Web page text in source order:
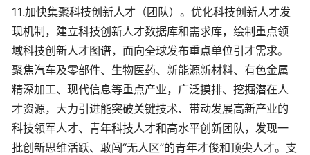
11.加快集聚科技创新人才（团队）。优化科技创新人才发
现机制，建立科技创新人才数据库和需求库，绘制重点领
域科技创新人才图谱，面向全球发布重点单位引才需求。
聚焦汽车及零部件、生物医药、新能源新材料、有色金属
精深加工、现代信息等重点产业，广泛摸排、挖掘潜在人
才资源，大力引进能突破关键技术、带动发展高新产业的
科技领军人才、青年科技人才和高水平创新团队，发现一
批创新思维活跃、敢闯“无人区”的青年才俊和顶尖人才。支